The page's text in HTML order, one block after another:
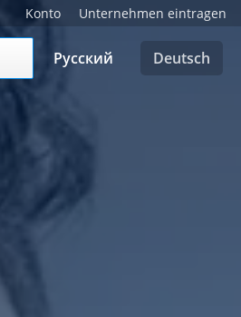
Konto Unternehmen eintragen
Русский Deutsch